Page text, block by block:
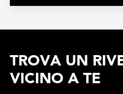
TROVA UN
VICINO A TE